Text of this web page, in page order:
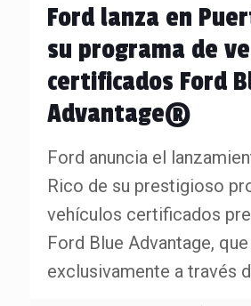
Ford lanza en
su programa de
certificados Ford
Advantage®
Ford anuncia el
Rico de su prestigioso
vehículos certificados
Ford Blue Advantage,
exclusivamente a través